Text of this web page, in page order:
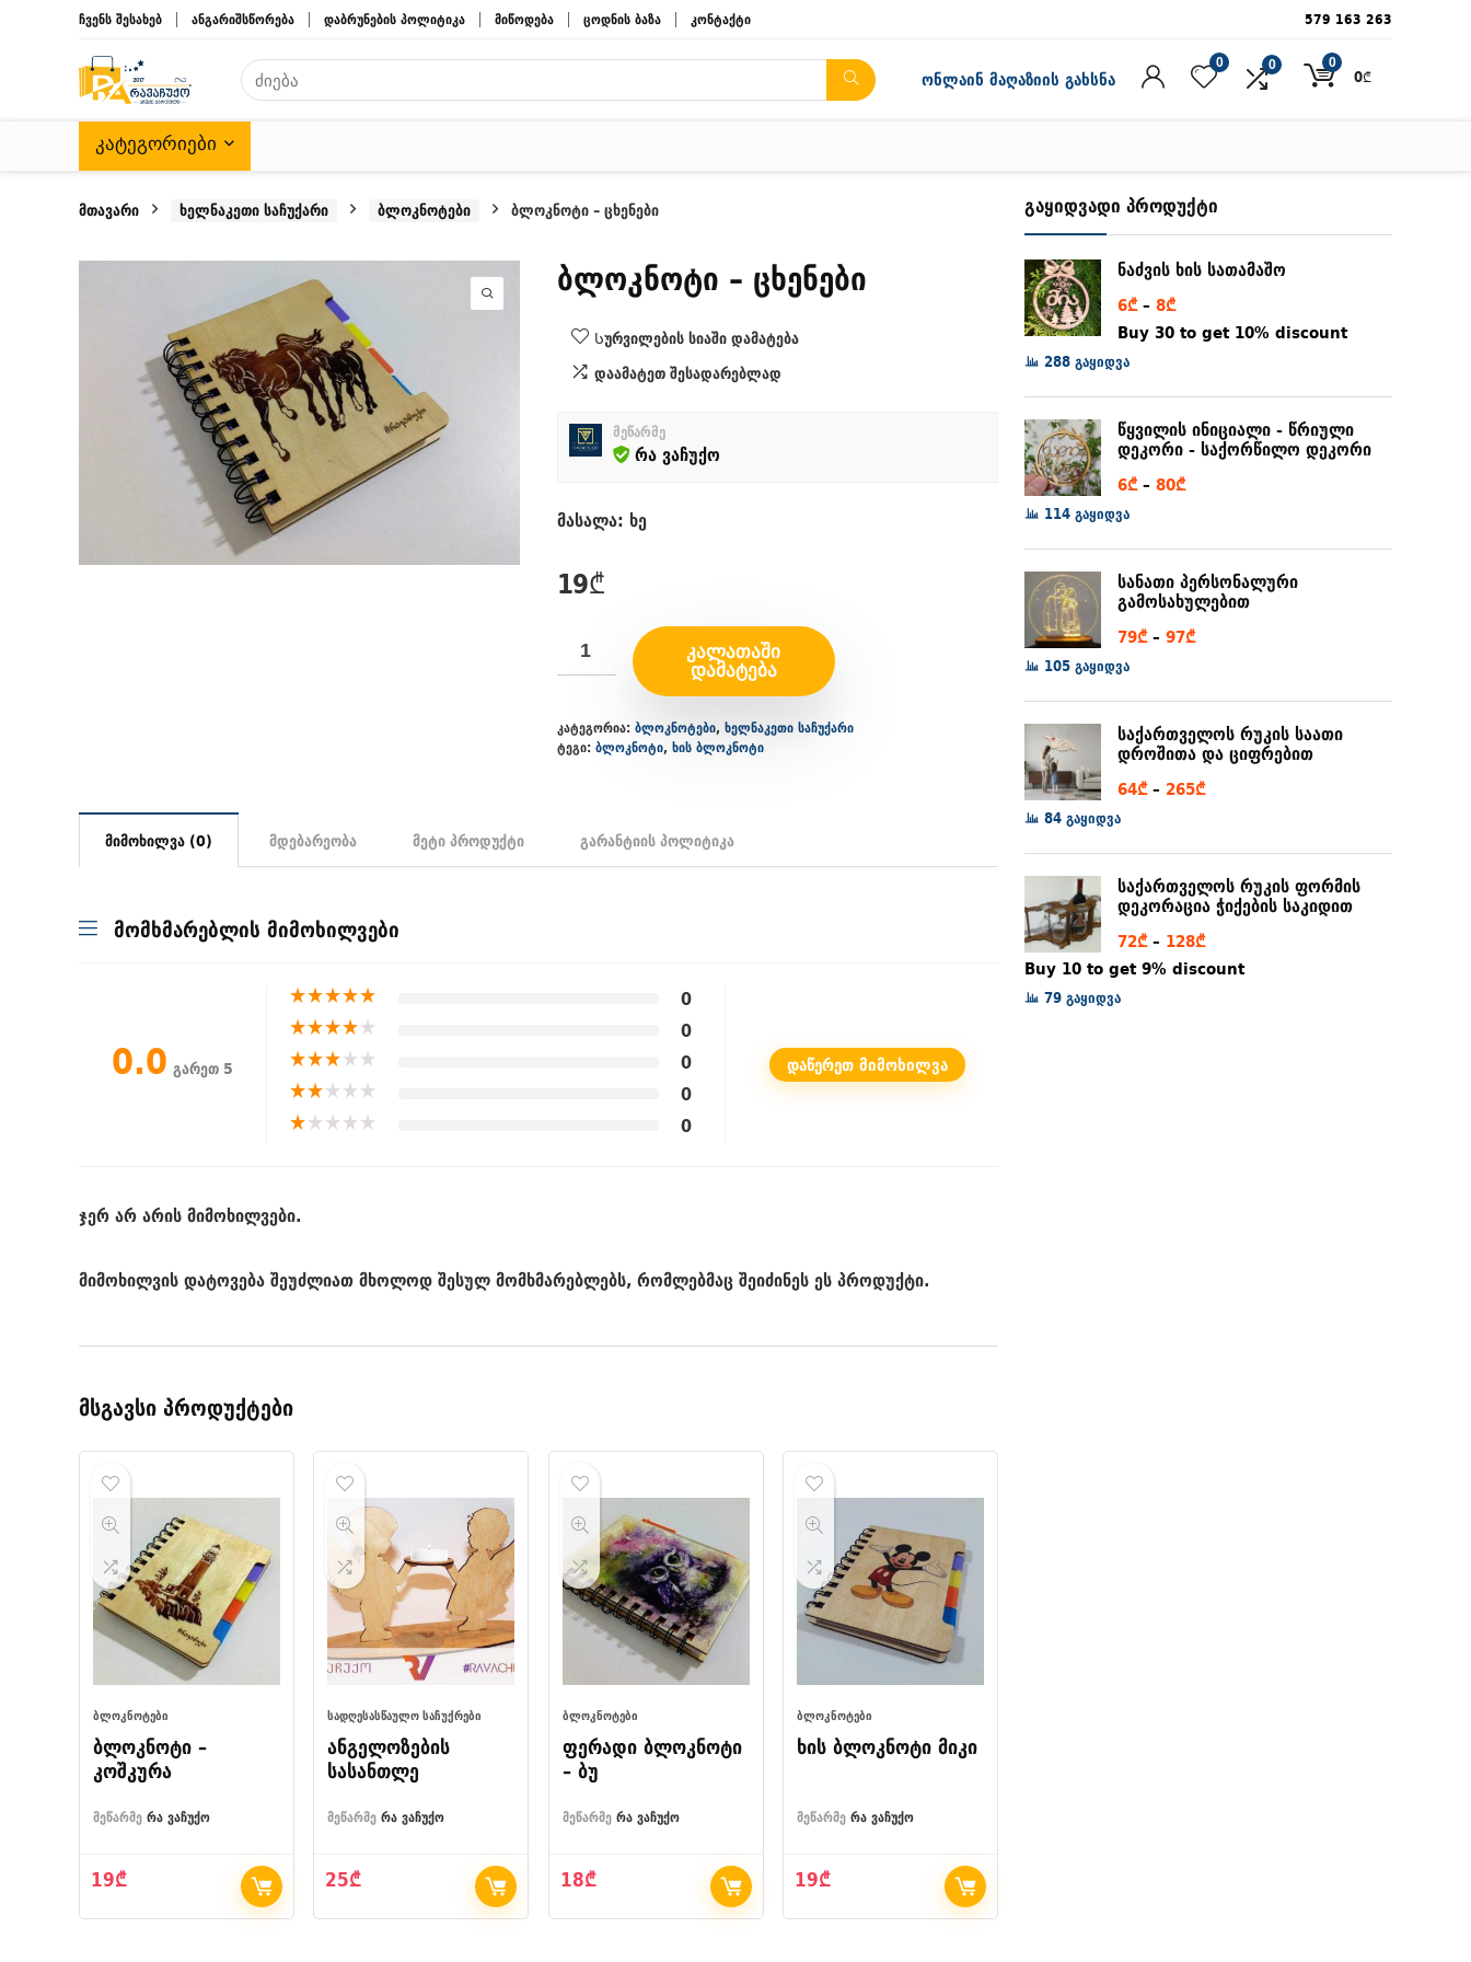
ჩვენს შესახებ ანგარიშსწორება დაბრუნების პოლიტიკა მიწოდება ცოდნის ბაზა კონტაქტი 579 163 263
ონლაინ მაღაზიის გახსნა
0 0 0
0₾
ᲙᲐᲢᲔᲒᲝᲠᲘᲔᲑᲘ
მთავარი ხელნაკეთი საჩუქარი ბლოკნოტები ბლოკნოტი – ცხენები
ბლოკნოტი – ცხენები
Სურვილების სიაში დამატება
დაამატეთ შესადარებლად
მეწარმე
რა ვაჩუქო
მასალა: ხე
19₾
ᲙᲐᲚᲐᲗᲐᲨᲘ
ᲓᲐᲛᲐᲢᲔᲑᲐ
კატეგორია: ბლოკნოტები, ხელნაკეთი საჩუქარი
ტეგი: ბლოკნოტი, ხის ბლოკნოტი
მიმოხილვა (0) მდებარეობა მეტი პროდუქტი გარანტიის პოლიტიკა
მომხმარებლის მიმოხილვები
0.0 გარეთ 5
★★★★★ 0
★★★★★ 0
★★★★★ 0
★★★★★ 0
★★★★★ 0
ᲓᲐᲬᲔᲠᲔᲗ ᲛᲘᲛᲝᲮᲘᲚᲕᲐ
ჯერ არ არის მიმოხილვები.
მიმოხილვის დატოვება შეუძლიათ მხოლოდ შესულ მომხმარებლებს, რომლებმაც შეიძინეს ეს პროდუქტი.
მსგავსი პროდუქტები
ᲑᲚᲝᲙᲜᲝᲢᲔᲑᲘ
ბლოკნოტი –
კოშკურა
მეწარმე რა ვაჩუქო
19₾
ᲡᲐᲓᲦᲔᲡᲐᲡᲬᲐᲣᲚᲝ ᲡᲐᲩᲣᲥᲠᲔᲑᲘ
ანგელოზების
სასანთლე
მეწარმე რა ვაჩუქო
25₾
ᲑᲚᲝᲙᲜᲝᲢᲔᲑᲘ
ფერადი ბლოკნოტი
– ბუ
მეწარმე რა ვაჩუქო
18₾
ᲑᲚᲝᲙᲜᲝᲢᲔᲑᲘ
ხის ბლოკნოტი მიკი
მეწარმე რა ვაჩუქო
19₾
გაყიდვადი პროდუქტი
ნაძვის ხის სათამაშო
6₾ – 8₾Price
range:
Buy 30 to get 10% discount
288 გაყიდვა
წყვილის ინიციალი - წრიული
დეკორი - საქორწილო დეკორი
6₾ – 80₾Price
through
80₾
114 გაყიდვა
სანათი პერსონალური
გამოსახულებით
79₾ – 97₾Price
through
97₾
105 გაყიდვა
საქართველოს რუკის საათი
დროშითა და ციფრებით
64₾ – 265₾Price
through
265₾
84 გაყიდვა
საქართველოს რუკის ფორმის
დეკორაცია ჭიქების საკიდით
72₾ – 128₾Price
range:
Buy 10 to get 9% discount
79 გაყიდვა